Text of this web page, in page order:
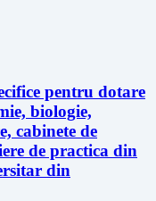
pentru dotare
biologie,
cabinete de
de practica din
din